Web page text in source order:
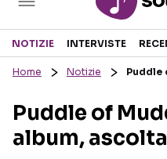
Sezioni
RECENSIONI MUSICALI
INTERVISTE
NOTIZIE INTERVISTE
Home Notizie Puddle
Puddle of
album,